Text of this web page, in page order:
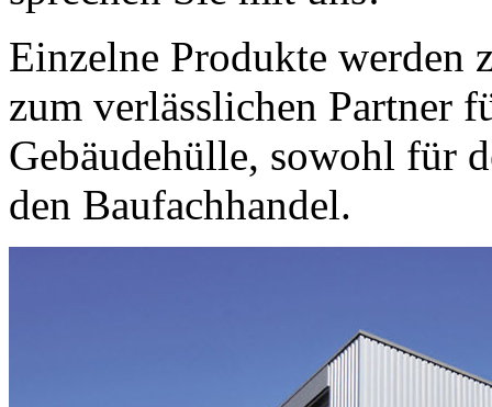
Einzelne Produkte werden
zum verlässlichen Partner
Gebäudehülle, sowohl für
den Baufachhandel.